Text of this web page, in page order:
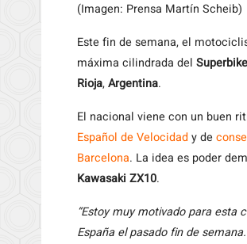
(Imagen: Prensa Martín Scheib)
Este fin de semana, el
máxima cilindrada del
Rioja,Argentina.
El nacional viene con un buen
Español de Velocidady de
Barcelona. La idea es poder
Kawasaki ZX10.
“Estoy muy motivado para esta
España el pasado fin de